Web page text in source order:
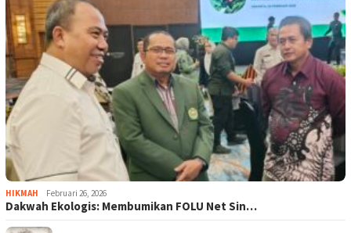
HIKMAH Februari 26, 2026
Dakwah Ekologis: Membumikan FOLU Net Sin…